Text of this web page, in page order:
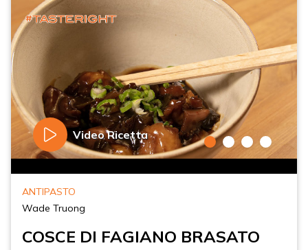
Video Ricetta
ANTIPASTO
Wade Truong
COSCE DI FAGIANO BRASATO